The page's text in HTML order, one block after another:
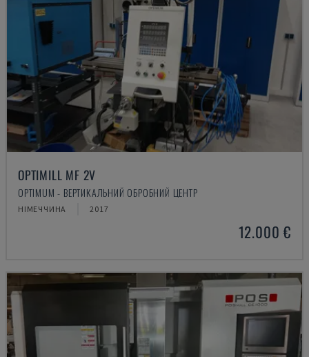
OPTIMILL MF 2V
OPTIMUM - ВЕРТИКАЛЬНИЙ ОБРОБНИЙ ЦЕНТР
НІМЕЧЧИНА 2017
12.000 €